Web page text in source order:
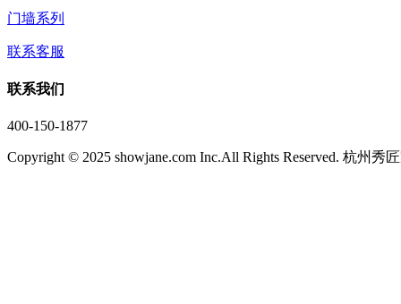
门墙系列
联系客服
联系我们
400-150-1877
Copyright © 2025 showjane.com Inc.All Rights Reserved. 杭州